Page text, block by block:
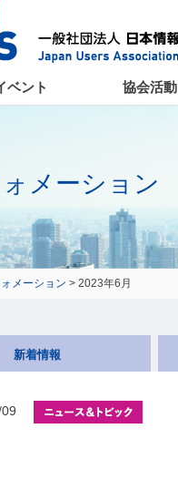
ベント 協会活動
メーション
メーション > 2023年6月
新着情報